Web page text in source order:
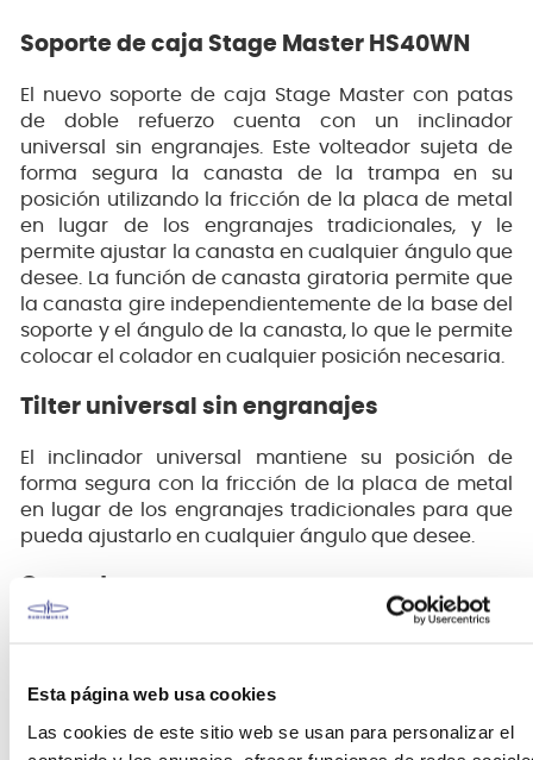
Esta página web usa cookies
Las cookies de este sitio web se usan para personalizar el
Soporte de caja Stage Master HS40WN
El nuevo soporte de caja Stage Master con patas
de doble refuerzo cuenta con un inclinador
universal sin engranajes. Este volteador sujeta de
forma segura la canasta de la trampa en su
posición utilizando la fricción de la placa de metal
en lugar de los engranajes tradicionales, y le
permite ajustar la canasta en cualquier ángulo que
desee. La función de canasta giratoria permite que
la canasta gire independientemente de la base del
soporte y el ángulo de la canasta, lo que le permite
colocar el colador en cualquier posición necesaria.
Tilter universal sin engranajes
El inclinador universal mantiene su posición de
forma segura con la fricción de la placa de metal
en lugar de los engranajes tradicionales para que
pueda ajustarlo en cualquier ángulo que desee.
superior? simplemente afloje el perno de cabeza